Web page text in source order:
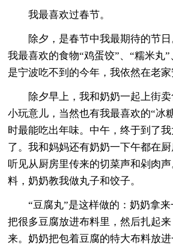
我最喜欢过春节。
除夕，是春节中我最期待的节
我最喜欢的食物“鸡蛋饺”、“糯米丸
是宁波吃不到的今年，我依然在老家
除夕早上，我和奶奶一起上街
小玩意儿，当然也有我最喜欢的“冰
时最能吃出年味。中午，终于到了
了。我和妈妈还有奶奶一下午都在
听见从厨房里传来的切菜声和剁肉
料，奶奶教我做丸子和饺子。
“豆腐丸”是这样做的：奶奶拿来
把很多豆腐放进布料里，然后扎起
来。奶奶把包着豆腐的特大布料放